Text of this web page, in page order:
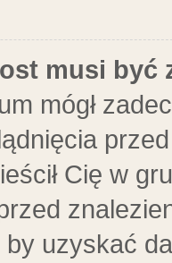
musi być
mógł
Cię w
uzyskać